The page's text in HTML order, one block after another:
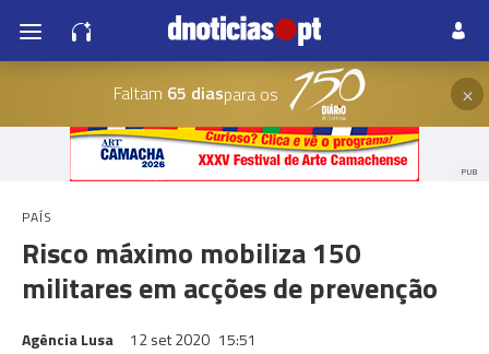
Faltam 65 diaspara os ×
PUB
PAÍS
Risco máximo mobiliza 150
militares em acções de prevenção
Agência Lusa 12 set 2020 15:51